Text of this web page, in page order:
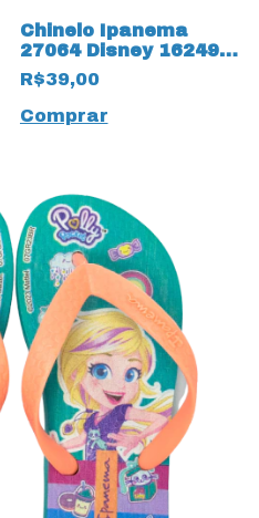
Chinelo Ipanema
27064 Disney 16249
Marie
R$39,00
Comprar